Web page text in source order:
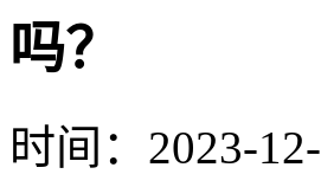
吗？
时间：2023-